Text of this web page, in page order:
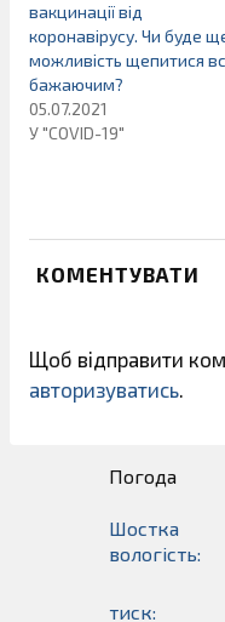
вакцинації від
коронавірусу. Чи буде
можливість щепитися
бажаючим?
05.07.2021
У "COVID-19"
КОМЕНТУВАТИ
Щоб відправити
авторизуватись.
Погода
Шостка
вологість:
тиск: